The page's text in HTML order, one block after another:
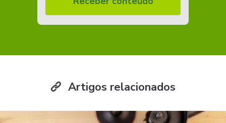
Artigos relacionados